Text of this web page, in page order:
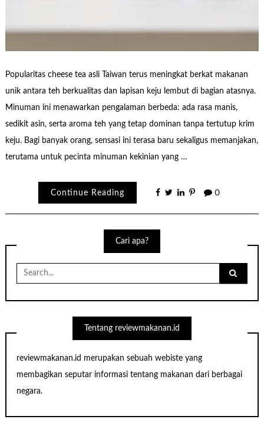
Popularitas cheese tea asli Taiwan terus meningkat berkat makanan
unik antara teh berkualitas dan lapisan keju lembut di bagian atasnya.
Minuman ini menawarkan pengalaman berbeda: ada rasa manis,
sedikit asin, serta aroma teh yang tetap dominan tanpa tertutup krim
keju. Bagi banyak orang, sensasi ini terasa baru sekaligus memanjakan,
terutama untuk pecinta minuman kekinian yang …
Continue Reading 0
Cari apa?
Search
for:
Tentang reviewmakanan.id
reviewmakanan.id merupakan sebuah webiste yang
membagikan seputar informasi tentang makanan dari berbagai
negara.